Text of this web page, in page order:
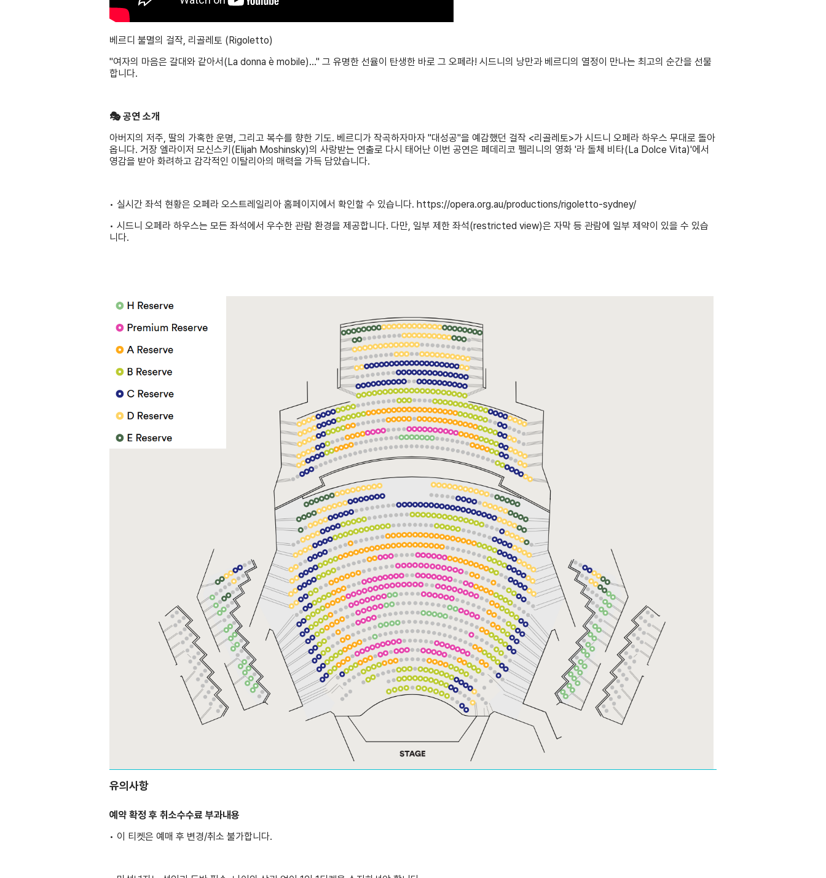
베르디 불멸의 걸작, 리골레토 (Rigoletto)
"여자의 마음은 갈대와 같아서(La donna è mobile)..." 그 유명한 선율이 탄생한 바로 그 오페라! 시드니의 낭만과 베르디의 열정이 만나는 최고의 순간을 선물
합니다.
🎭 공연 소개
아버지의 저주, 딸의 가혹한 운명, 그리고 복수를 향한 기도. 베르디가 작곡하자마자 "대성공"을 예감했던 걸작 <리골레토>가 시드니 오페라 하우스 무대로 돌아
옵니다. 거장 엘라이저 모신스키(Elijah Moshinsky)의 사랑받는 연출로 다시 태어난 이번 공연은 페데리코 펠리니의 영화 '라 돌체 비타(La Dolce Vita)'에서
영감을 받아 화려하고 감각적인 이탈리아의 매력을 가득 담았습니다.
• 실시간 좌석 현황은 오페라 오스트레일리아 홈페이지에서 확인할 수 있습니다. https://opera.org.au/productions/rigoletto-sydney/
• 시드니 오페라 하우스는 모든 좌석에서 우수한 관람 환경을 제공합니다. 다만, 일부 제한 좌석(restricted view)은 자막 등 관람에 일부 제약이 있을 수 있습
니다.
유의사항
예약 확정 후 취소수수료 부과내용
• 이 티켓은 예매 후 변경/취소 불가합니다.